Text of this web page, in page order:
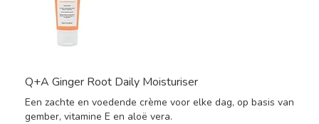
Q+A Ginger Root Daily Moisturiser
Een zachte en voedende crème voor elke dag, op basis van
gember, vitamine E en aloë vera.